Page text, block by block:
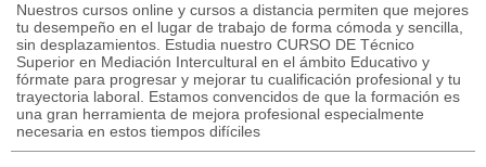
Nuestros cursos online y cursos a distancia permiten que mejores
tu desempeño en el lugar de trabajo de forma cómoda y sencilla,
sin desplazamientos. Estudia nuestro CURSO DE Técnico
Superior en Mediación Intercultural en el ámbito Educativo y
fórmate para progresar y mejorar tu cualificación profesional y tu
trayectoria laboral. Estamos convencidos de que la formación es
una gran herramienta de mejora profesional especialmente
necesaria en estos tiempos difíciles